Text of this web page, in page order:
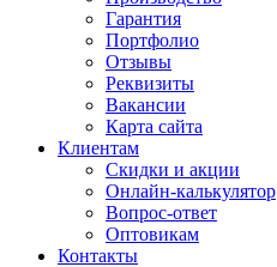
Гарантия
Портфолио
Отзывы
Реквизиты
Вакансии
Карта сайта
Клиентам
Скидки и акции
Онлайн-калькулятор
Вопрос-ответ
Оптовикам
Контакты